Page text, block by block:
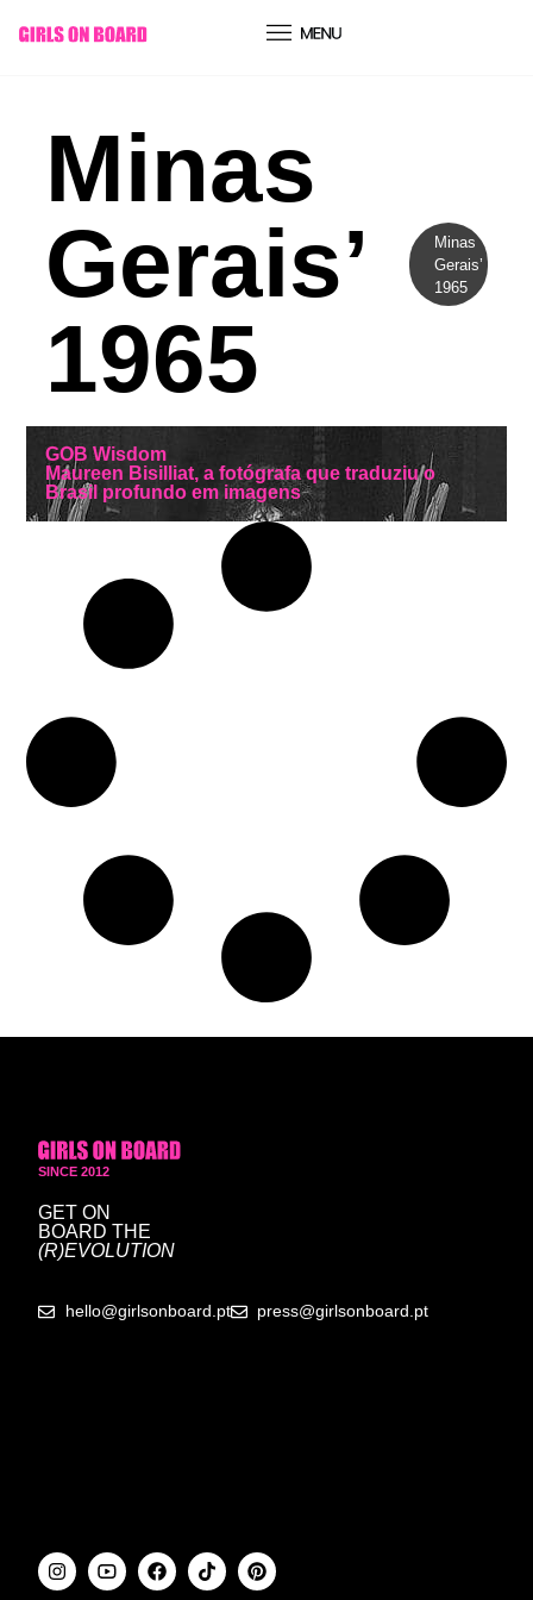
conteúdo
Minas
Gerais’
1965
Minas
Gerais’
1965
GOB Wisdom
Maureen Bisilliat, a fotógrafa que traduziu o
Brasil profundo em imagens
SINCE 2012
GET ON
BOARD THE
(R)EVOLUTION
hello@girlsonboard.pt press@girlsonboard.pt